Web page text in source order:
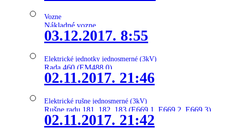
Vozne
Nákladné vozne
03.12.2017. 8:55
Elektrické jednotky jednosmerné (3kV)
Rada 460 (EM488.0)
02.11.2017. 21:46
Elektrické rušne jednosmerné (3kV)
Rušne radu 181, 182, 183 (E669.1, E669.2, E669.3)
02.11.2017. 21:42